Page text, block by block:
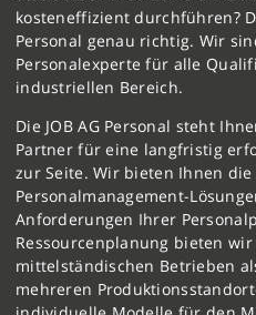
kosteneffizient durchführen?
Personal genau richtig. Wir
Personalexperte für alle
industriellen Bereich.
Die JOB AG Personal steht
Partner für eine langfristig
zur Seite. Wir bieten Ihnen
Personalmanagement-
Anforderungen Ihrer
Ressourcenplanung bieten
mittelständischen Betrieben
mehreren